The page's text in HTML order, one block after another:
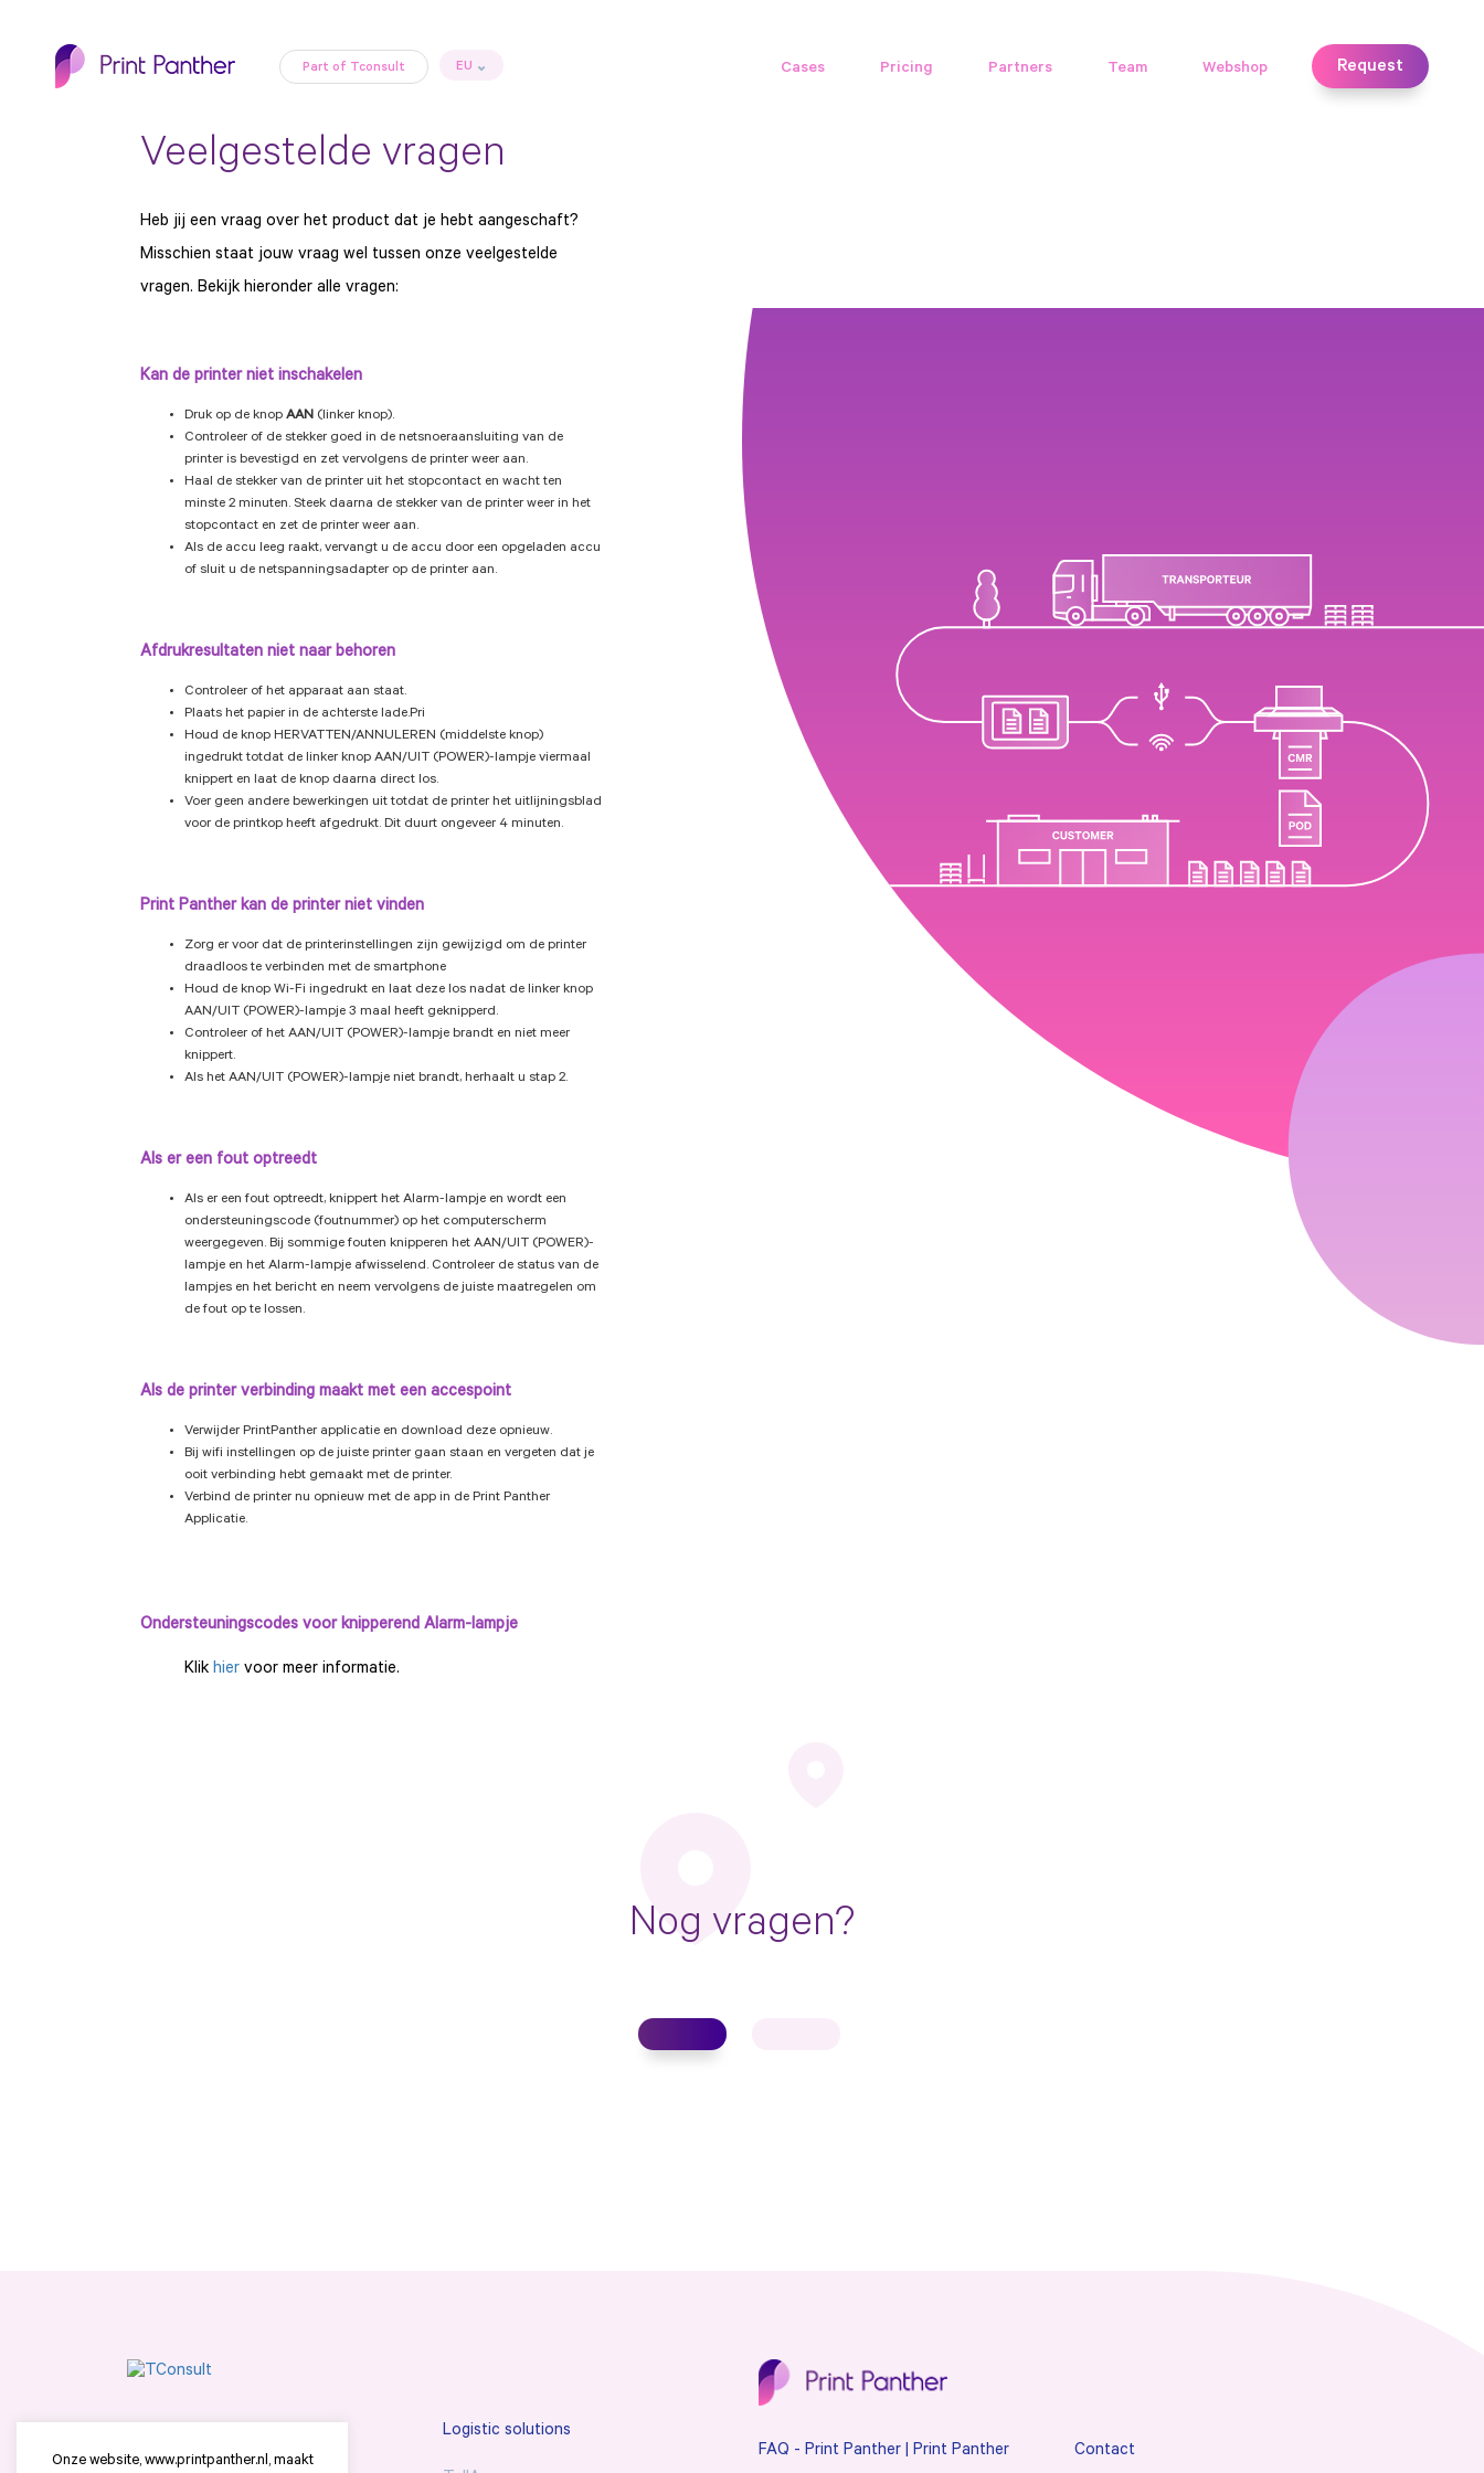
Part of Tconsult EU Cases Pricing Partners Team Webshop Request
Veelgestelde vragen
Heb jij een vraag over het product dat je hebt aangeschaft?
Misschien staat jouw vraag wel tussen onze veelgestelde
vragen. Bekijk hieronder alle vragen:
Kan de printer niet inschakelen
Druk op de knop AAN (linker knop).
Controleer of de stekker goed in de netsnoeraansluiting van de
printer is bevestigd en zet vervolgens de printer weer aan.
Haal de stekker van de printer uit het stopcontact en wacht ten
minste 2 minuten. Steek daarna de stekker van de printer weer in het
stopcontact en zet de printer weer aan.
Als de accu leeg raakt, vervangt u de accu door een opgeladen accu
of sluit u de netspanningsadapter op de printer aan.
Afdrukresultaten niet naar behoren
Controleer of het apparaat aan staat.
Plaats het papier in de achterste lade.Pri
Houd de knop HERVATTEN/ANNULEREN (middelste knop)
ingedrukt totdat de linker knop AAN/UIT (POWER)-lampje viermaal
knippert en laat de knop daarna direct los.
Voer geen andere bewerkingen uit totdat de printer het uitlijningsblad
voor de printkop heeft afgedrukt. Dit duurt ongeveer 4 minuten.
Print Panther kan de printer niet vinden
Zorg er voor dat de printerinstellingen zijn gewijzigd om de printer
draadloos te verbinden met de smartphone
Houd de knop Wi-Fi ingedrukt en laat deze los nadat de linker knop
AAN/UIT (POWER)-lampje 3 maal heeft geknipperd.
Controleer of het AAN/UIT (POWER)-lampje brandt en niet meer
knippert.
Als het AAN/UIT (POWER)-lampje niet brandt, herhaalt u stap 2.
Als er een fout optreedt
Als er een fout optreedt, knippert het Alarm-lampje en wordt een
ondersteuningscode (foutnummer) op het computerscherm
weergegeven. Bij sommige fouten knipperen het AAN/UIT (POWER)-
lampje en het Alarm-lampje afwisselend. Controleer de status van de
lampjes en het bericht en neem vervolgens de juiste maatregelen om
de fout op te lossen.
Als de printer verbinding maakt met een accespoint
Verwijder PrintPanther applicatie en download deze opnieuw.
Bij wifi instellingen op de juiste printer gaan staan en vergeten dat je
ooit verbinding hebt gemaakt met de printer.
Verbind de printer nu opnieuw met de app in de Print Panther
Applicatie.
Ondersteuningscodes voor knipperend Alarm-lampje
Klik hier voor meer informatie.
Nog vragen?
Logistic solutions
FAQ - Print Panther | Print Panther Contact
Onze website, www.printpanther.nl, maakt